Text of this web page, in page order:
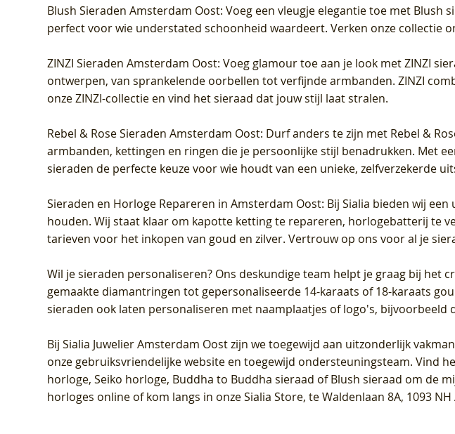
Blush Sieraden Amsterdam Oost: Voeg een vleugje elegantie toe met Blush
perfect voor wie understated schoonheid waardeert. Verken onze collectie
ZINZI Sieraden Amsterdam Oost: Voeg glamour toe aan je look met ZINZI
ontwerpen, van sprankelende oorbellen tot verfijnde armbanden. ZINZI
onze ZINZI-collectie en vind het sieraad dat jouw stijl laat stralen.
Rebel & Rose Sieraden Amsterdam Oost: Durf anders te zijn met Rebel &
armbanden, kettingen en ringen die je persoonlijke stijl benadrukken. Met
sieraden de perfecte keuze voor wie houdt van een unieke, zelfverzekerde
Sieraden en Horloge Repareren in Amsterdam Oost: Bij Sialia bieden wij
houden. Wij staat klaar om kapotte ketting te repareren, horlogebatterij te
tarieven voor het inkopen van goud en zilver. Vertrouw op ons voor al je
Wil je sieraden personaliseren? Ons deskundige team helpt je graag bij het
gemaakte diamantringen tot gepersonaliseerde 14-karaats of 18-karaats
sieraden ook laten personaliseren met naamplaatjes of logo's, bijvoorbeeld
BijSialia Juwelier Amsterdam Oostzijn we toegewijd aan uitzonderlijk
onze gebruiksvriendelijke website en toegewijd ondersteuningsteam. Vind
horloge, Seiko horloge, Buddha to Buddha sieraad of Blush sieraad om de
horloges online of kom langs in onze Sialia Store, te Waldenlaan 8A, 1093